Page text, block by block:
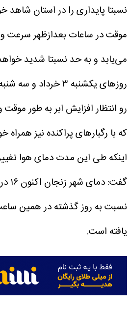
نسبتا پایداری را در استان شاهد
موقت در ساعات بعدازظهر سرعت
می‌یابد و به حد نسبتا شدید
رو انتظار افزایش ابر به طور
که با رگبارهای پراکنده نیز
اینکه طی این مدت دمای هوا
نسبت به روز گذشته در همین
یافته است.